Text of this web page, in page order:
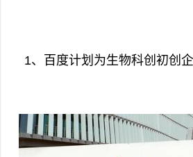
1、百度计划为生物科创初创